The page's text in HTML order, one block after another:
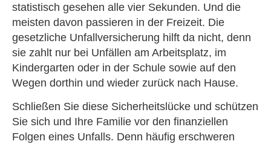
statistisch gesehen alle vier Sekunden. Und die
meisten davon passieren in der Freizeit. Die
gesetzliche Unfall­ver­si­che­rung hilft da nicht, denn
sie zahlt nur bei Unfällen am Arbeitsplatz, im
Kindergarten oder in der Schule sowie auf den
Wegen dorthin und wieder zurück nach Hause.
Schließen Sie diese Sicherheitslücke und schützen
Sie sich und Ihre Familie vor den finanziellen
Folgen eines Unfalls. Denn häufig erschweren